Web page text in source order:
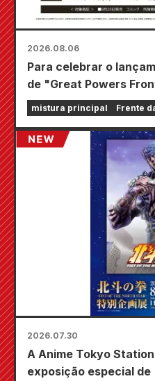
2026.08.06
Para celebrar o
de "Great Powers
tempo limitado será
Animate em todo o
agosto, onde você
cartão especialmente
mistura principal Frente
2026.07.30
A Anime Tokyo
exposição especial